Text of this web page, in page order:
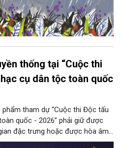
thống tại “Cuộc thi
cụ dân tộc toàn quốc
tham dự “Cuộc thi Độc tấu
quốc - 2026” phải giữ được
đặc trưng hoặc được hòa âm,
điệu âm nhạc truyền thống Việt